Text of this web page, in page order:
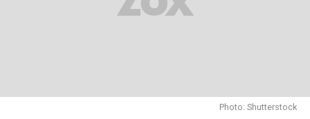
Photo: Shutterstock